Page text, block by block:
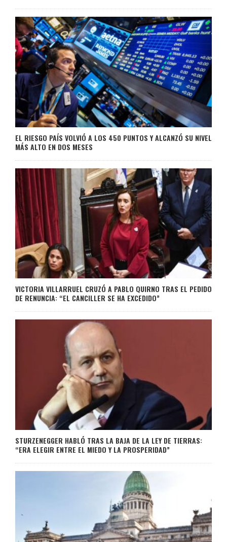
EL RIESGO PAÍS VOLVIÓ A LOS 450 PUNTOS Y ALCANZÓ SU NIVEL
MÁS ALTO EN DOS MESES
VICTORIA VILLARRUEL CRUZÓ A PABLO QUIRNO TRAS EL PEDIDO
DE RENUNCIA: “EL CANCILLER SE HA EXCEDIDO”
STURZENEGGER HABLÓ TRAS LA BAJA DE LA LEY DE TIERRAS:
“ERA ELEGIR ENTRE EL MIEDO Y LA PROSPERIDAD”